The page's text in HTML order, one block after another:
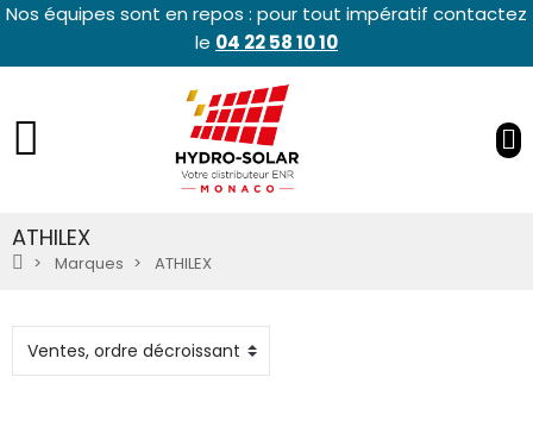
Nos équipes sont en repos : pour tout impératif contactez
le 04 22 58 10 10
ATHILEX
Marques ATHILEX